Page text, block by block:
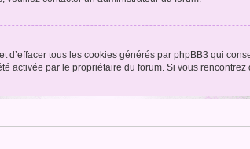
d’effacer tous les cookies générés par phpBB3 qui
activée par le propriétaire du forum. Si vous